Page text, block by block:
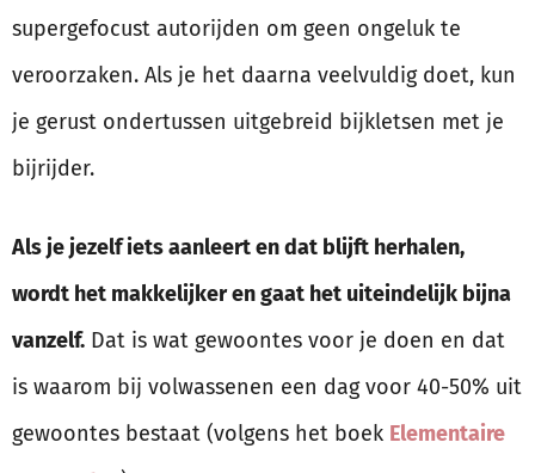
supergefocust autorijden om geen ongeluk te
veroorzaken. Als je het daarna veelvuldig doet, kun
je gerust ondertussen uitgebreid bijkletsen met je
bijrijder.
Als je jezelf iets aanleert en dat blijft herhalen,
wordt het makkelijker en gaat het uiteindelijk bijna
vanzelf. Dat is wat gewoontes voor je doen en dat
is waarom bij volwassenen een dag voor 40-50% uit
gewoontes bestaat (volgens het boek Elementaire